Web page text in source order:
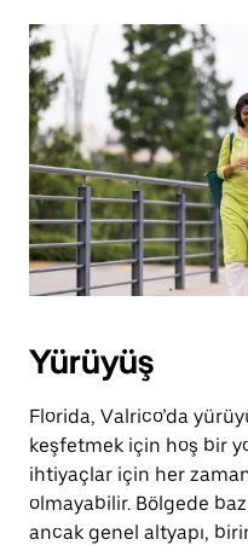
Yürüyüş
Florida, Valrico’da
keşfetmek için hoş bir
ihtiyaçlar için her
olmayabilir. Bölgede
ancak genel altyapı,